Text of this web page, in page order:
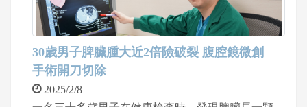
眠呼吸中止，由於睡眠長期處於缺氧狀態，病患怎
麼睡也睡不飽，造成工作精神不濟且情緒易怒。經
過醫病溝通，病患接受最新的微創鼻部手術，睡眠
呼吸中止的症狀也明顯改善。
30歲男子脾臟腫大近2倍險破裂 腹腔鏡微創
手術開刀切除
2025/2/8